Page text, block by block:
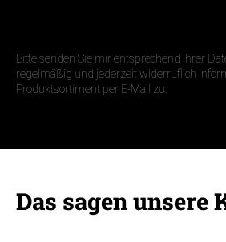
Bitte senden Sie mir entsprechend Ihrer
regelmäßig und jederzeit widerruflich
Produktsortiment per E-Mail zu.
Das sagen unsere